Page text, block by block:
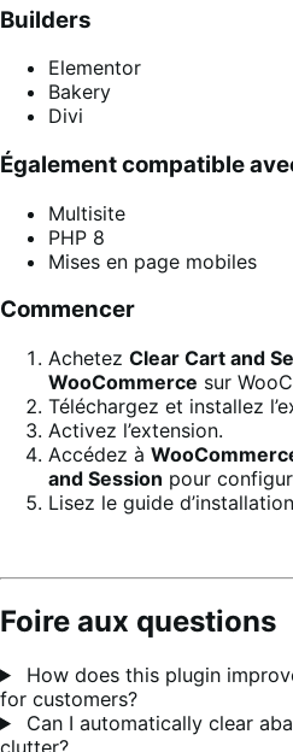
Builders
Elementor
Bakery
Divi
Également compatible
Multisite
PHP 8
Mises en page mobiles
Commencer
Achetez Clear Cart and
WooCommerce sur
Téléchargez et installez
Activez l’extension.
Accédez à
and Session pour
Lisez le guide
Foire aux questions
How does this plugin
for customers?
Can I automatically clear
clutter?